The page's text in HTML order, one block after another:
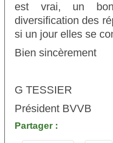
est vrai, un bon
diversification des
si un jour elles se
Bien sincèrement
G TESSIER
Président BVVB
Partager :